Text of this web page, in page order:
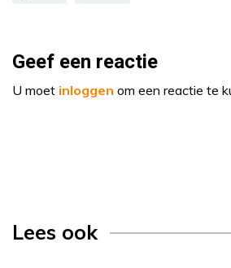
Geef een reactie
U moet inloggen om een reactie te
Lees ook